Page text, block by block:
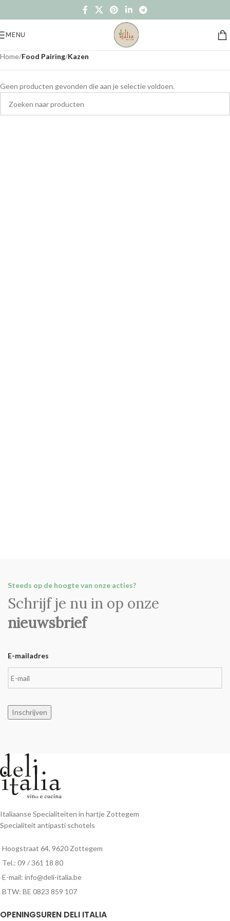
MENU
Home/Food Pairing/Kazen
Geen producten gevonden die aan je selectie voldoen.
Steeds op de hoogte van onze acties?
Schrijf je nu in op onze
nieuwsbrief
E-mailadres
Inschrijven
Italiaanse Specialiteiten in hartje Zottegem
Specialiteit antipasti schotels
Hoogstraat 64, 9620 Zottegem
Tel.: 09 / 361 18 80
E-mail: info@deli-italia.be
BTW: BE 0823 859 107
OPENINGSUREN DELI ITALIA